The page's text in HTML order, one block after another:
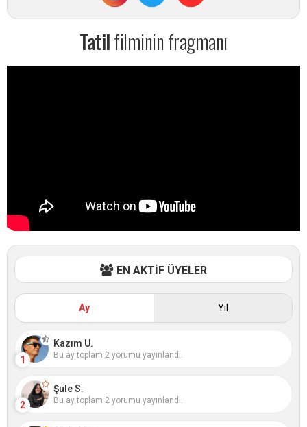
Tatilfilminin fragmanı
EN AKTİF ÜYELER
Ay Yıl
1
Kazım U.
Bu ay toplam 2 yorumu yayınlandı.
2
Şule S.
Bu ay toplam 2 yorumu yayınlandı.